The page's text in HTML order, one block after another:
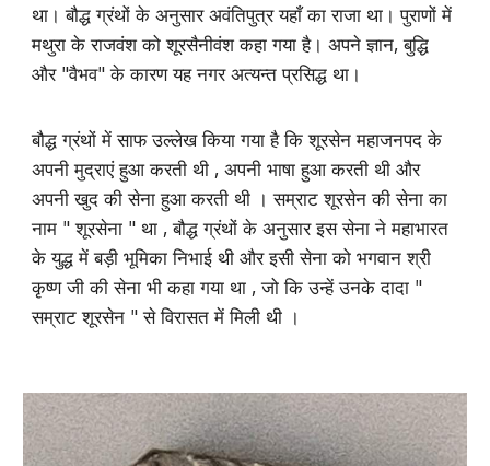
था। बौद्ध ग्रंथों के अनुसार अवंतिपुत्र यहाँ का राजा था। पुराणों में
मथुरा के राजवंश को शूरसैनीवंश कहा गया है। अपने ज्ञान, बुद्धि
और "वैभव" के कारण यह नगर अत्यन्त प्रसिद्ध था।
बौद्ध ग्रंथों में साफ उल्लेख किया गया है कि शूरसेन महाजनपद के
अपनी मुद्राएं हुआ करती थी , अपनी भाषा हुआ करती थी और
अपनी खुद की सेना हुआ करती थी । सम्राट शूरसेन की सेना का
नाम " शूरसेना " था , बौद्ध ग्रंथों के अनुसार इस सेना ने महाभारत
के युद्ध में बड़ी भूमिका निभाई थी और इसी सेना को भगवान श्री
कृष्ण जी की सेना भी कहा गया था , जो कि उन्हें उनके दादा "
सम्राट शूरसेन " से विरासत में मिली थी ।